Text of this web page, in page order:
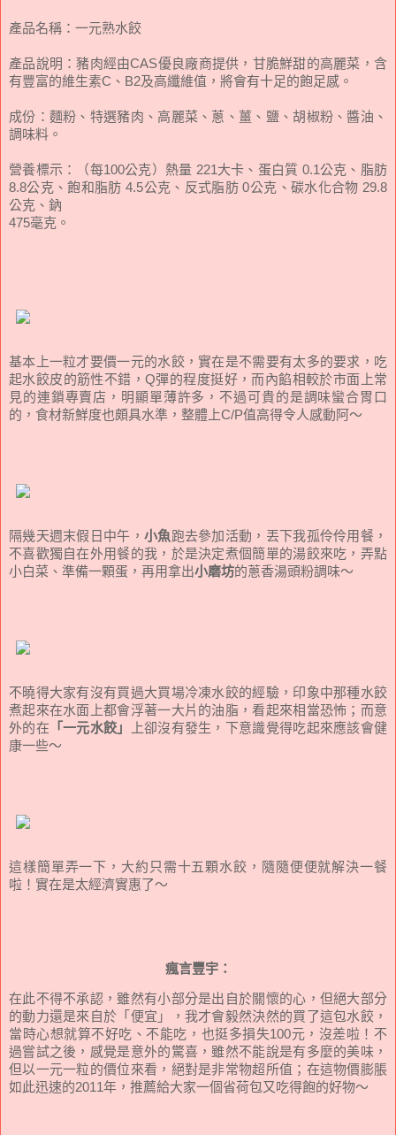
產品名稱：一元熟水餃
產品說明：豬肉經由CAS優良廠商提供，甘脆鮮甜的高麗菜，含
有豐富的維生素C、B2及高纖維值，將會有十足的飽足感。
成份：麵粉、特選豬肉、高麗菜、蔥、薑、鹽、胡椒粉、醬油、
調味料。
營養標示：（每100公克）熱量 221大卡、蛋白質 0.1公克、脂肪
8.8公克、飽和脂肪 4.5公克、反式脂肪 0公克、碳水化合物 29.8
公克、鈉
475毫克。
基本上一粒才要價一元的水餃，實在是不需要有太多的要求，吃
起水餃皮的筋性不錯，Q彈的程度挺好，而內餡相較於市面上常
見的連鎖專賣店，明顯單薄許多，不過可貴的是調味蠻合胃口
的，食材新鮮度也頗具水準，整體上C/P值高得令人感動阿～
隔幾天週末假日中午， 小魚跑去參加活動，丟下我孤伶伶用餐，
不喜歡獨自在外用餐的我，於是決定煮個簡單的湯餃來吃，弄點
小白菜、準備一顆蛋，再用拿出小磨坊的蔥香湯頭粉調味～
不曉得大家有沒有買過大買場冷凍水餃的經驗，印象中那種水餃
煮起來在水面上都會浮著一大片的油脂，看起來相當恐怖；而意
外的在 「一元水餃」
上卻沒有發生，下意識覺得吃起來應該會健
康一些～
這樣簡單弄一下，大約只需十五顆水餃，隨隨便便就解決一餐
啦！實在是太經濟實惠了～
瘋言豐宇：
在此不得不承認，雖然有小部分是出自於關懷的心，但絕大部分
的動力還是來自於「便宜」，我才會毅然決然的買了這包水餃，
當時心想就算不好吃、不能吃，也挺多損失100元，沒差啦！不
過嘗試之後，感覺是意外的驚喜，雖然不能說是有多麼的美味，
但以一元一粒的價位來看，絕對是非常物超所值；在這物價膨脹
如此迅速的2011年，推薦給大家一個省荷包又吃得飽的好物～